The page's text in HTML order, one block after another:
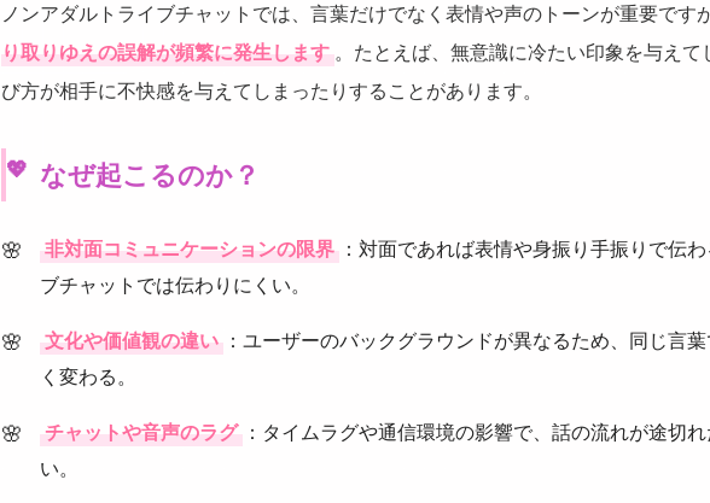
ノンアダルトライブチャットでは、言葉だけでなく表情や声のトーンが重要ですが
り取りゆえの誤解が頻繁に発生します 。たとえば、無意識に冷たい印象を与えて
び方が相手に不快感を与えてしまったりすることがあります。
なぜ起こるのか？
非対面コミュニケーションの限界 ：対面であれば表情や身振り手振りで伝
ブチャットでは伝わりにくい。
文化や価値観の違い ：ユーザーのバックグラウンドが異なるため、同じ言
く変わる。
チャットや音声のラグ ：タイムラグや通信環境の影響で、話の流れが途切
い。